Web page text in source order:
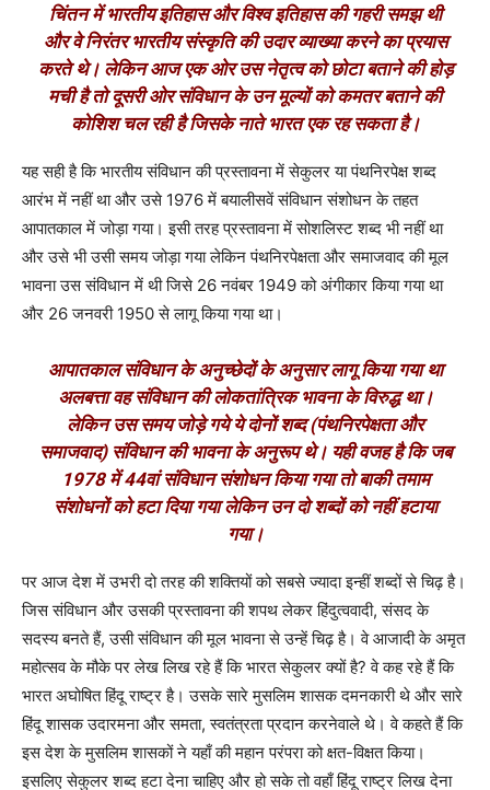
चिंतन में भारतीय इतिहास और विश्व इतिहास की गहरी समझ थी
और वे निरंतर भारतीय संस्कृति की उदार व्याख्या करने का प्रयास
करते थे। लेकिन आज एक ओर उस नेतृत्व को छोटा बताने की होड़
मची है तो दूसरी ओर संविधान के उन मूल्यों को कमतर बताने की
कोशिश चल रही है जिसके नाते भारत एक रह सकता है।
यह सही है कि भारतीय संविधान की प्रस्तावना में सेकुलर या पंथनिरपेक्ष शब्द
आरंभ में नहीं था और उसे 1976 में बयालीसवें संविधान संशोधन के तहत
आपातकाल में जोड़ा गया। इसी तरह प्रस्तावना में सोशलिस्ट शब्द भी नहीं था
और उसे भी उसी समय जोड़ा गया लेकिन पंथनिरपेक्षता और समाजवाद की मूल
भावना उस संविधान में थी जिसे 26 नवंबर 1949 को अंगीकार किया गया था
और 26 जनवरी 1950 से लागू किया गया था।
आपातकाल संविधान के अनुच्छेदों के अनुसार लागू किया गया था
अलबत्ता वह संविधान की लोकतांत्रिक भावना के विरुद्ध था।
लेकिन उस समय जोड़े गये ये दोनों शब्द (पंथनिरपेक्षता और
समाजवाद) संविधान की भावना के अनुरूप थे। यही वजह है कि जब
1978 में 44वां संविधान संशोधन किया गया तो बाकी तमाम
संशोधनों को हटा दिया गया लेकिन उन दो शब्दों को नहीं हटाया
गया।
पर आज देश में उभरी दो तरह की शक्तियों को सबसे ज्यादा इन्हीं शब्दों से चिढ़ है।
जिस संविधान और उसकी प्रस्तावना की शपथ लेकर हिंदुत्ववादी, संसद के
सदस्य बनते हैं, उसी संविधान की मूल भावना से उन्हें चिढ़ है। वे आजादी के अमृत
महोत्सव के मौके पर लेख लिख रहे हैं कि भारत सेकुलर क्यों है? वे कह रहे हैं कि
भारत अघोषित हिंदू राष्ट्र है। उसके सारे मुसलिम शासक दमनकारी थे और सारे
हिंदू शासक उदारमना और समता, स्वतंत्रता प्रदान करनेवाले थे। वे कहते हैं कि
इस देश के मुसलिम शासकों ने यहाँ की महान परंपरा को क्षत-विक्षत किया।
इसलिए सेकुलर शब्द हटा देना चाहिए और हो सके तो वहाँ हिंदू राष्ट्र लिख देना